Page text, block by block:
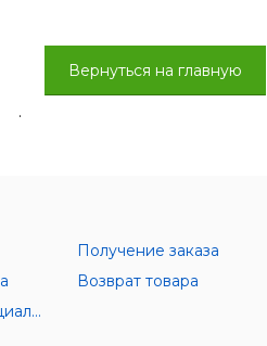
Вернуться на главную
.
Получение заказа
Возврат товара
Политика конфиденциальности